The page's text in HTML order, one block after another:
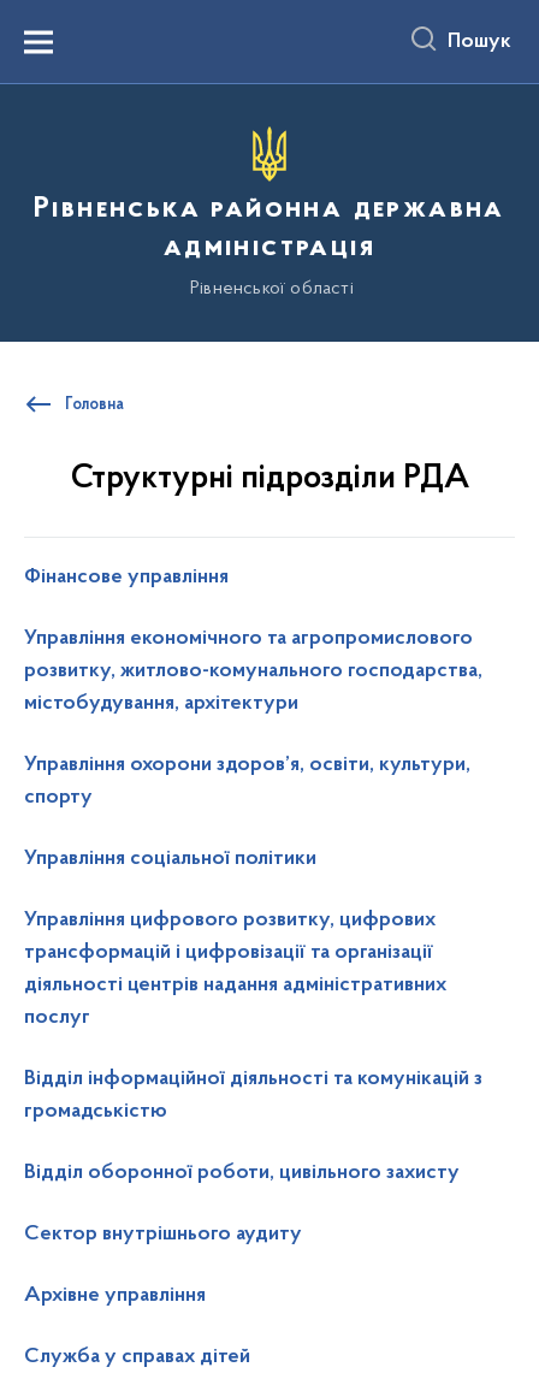
вмістуMenu Пошук
Рівненська районна державна
адміністрація
Рівненської області
Головна
Структурні підрозділи РДА
Фінансове управління
Управління економічного та агропромислового
розвитку, житлово-комунального господарства,
містобудування, архітектури
Управління охорони здоров’я, освіти, культури,
спорту
Управління соціальної політики
Управління цифрового розвитку, цифрових
трансформацій і цифровізації та організації
діяльності центрів надання адміністративних
послуг
Відділ інформаційної діяльності та комунікацій з
громадськістю
Відділ оборонної роботи, цивільного захисту
Сектор внутрішнього аудиту
Архівне управління
Служба у справах дітей